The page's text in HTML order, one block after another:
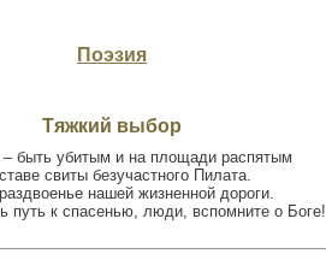
Поэзия
Тяжкий выбор
быть убитым и на площади распятым
свиты безучастного Пилата.
нашей жизненной дороги.
путь к спасенью, люди, вспомните о Боге!